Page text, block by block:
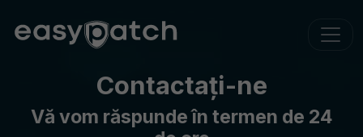
Contactați-ne
Vă vom răspunde în termen de 24